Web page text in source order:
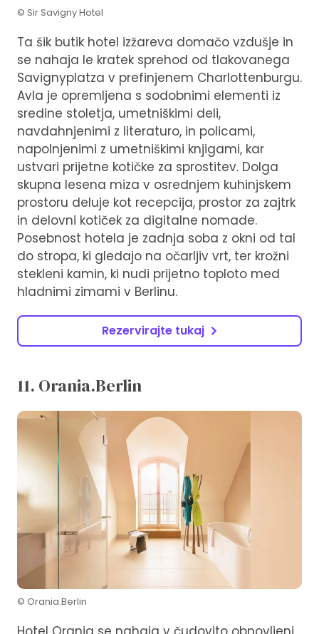
© Sir Savigny Hotel
Ta šik butik hotel izžareva domačo vzdušje in
se nahaja le kratek sprehod od tlakovanega
Savignyplatza v prefinjenem Charlottenburgu.
Avla je opremljena s sodobnimi elementi iz
sredine stoletja, umetniškimi deli,
navdahnjenimi z literaturo, in policami,
napolnjenimi z umetniškimi knjigami, kar
ustvari prijetne kotičke za sprostitev. Dolga
skupna lesena miza v osrednjem kuhinjskem
prostoru deluje kot recepcija, prostor za zajtrk
in delovni kotiček za digitalne nomade.
Posebnost hotela je zadnja soba z okni od tal
do stropa, ki gledajo na očarljiv vrt, ter krožni
stekleni kamin, ki nudi prijetno toploto med
hladnimi zimami v Berlinu.
Rezervirajte tukaj
11. Orania.Berlin
© Orania.Berlin